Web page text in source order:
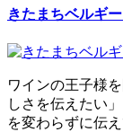
きたまちベルギ
ワインの王子様
しさを伝えたい
を変わらずに伝